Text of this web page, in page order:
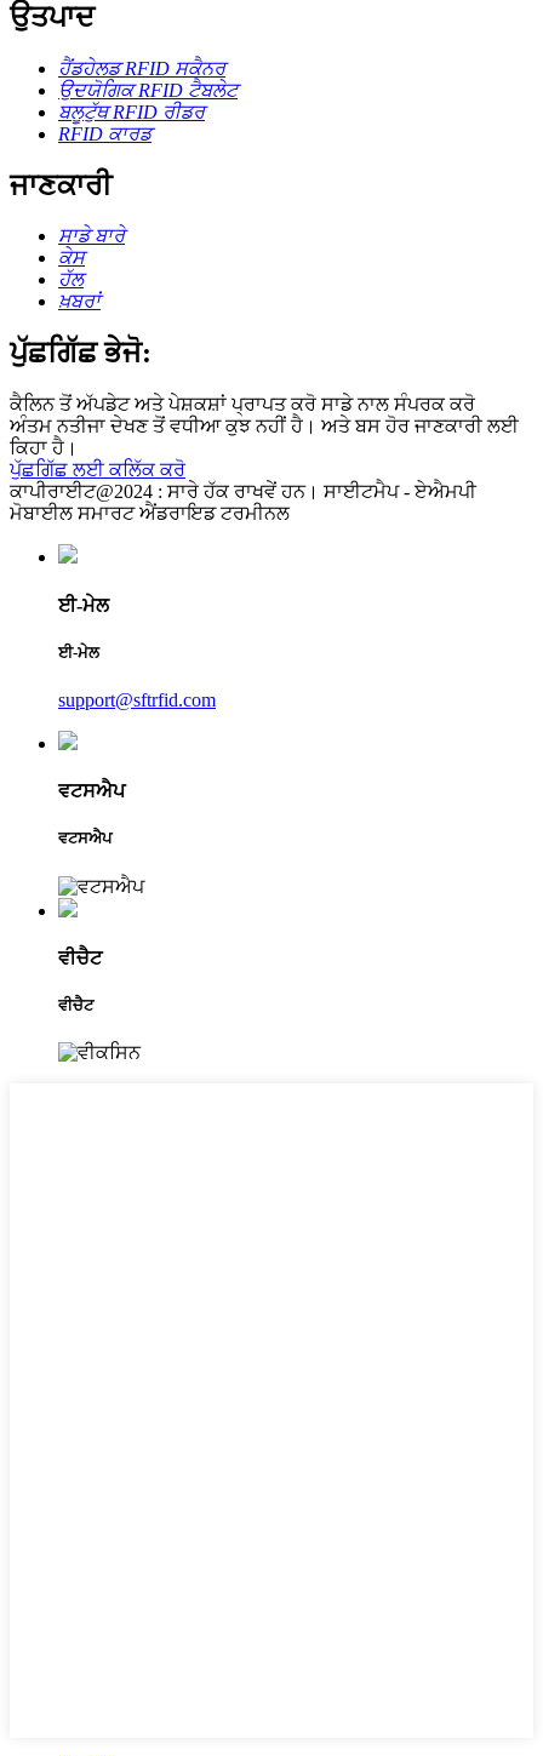
ਉਤਪਾਦ
ਹੈਂਡਹੇਲਡ RFID ਸਕੈਨਰ
ਉਦਯੋਗਿਕ RFID ਟੈਬਲੇਟ
ਬਲੂਟੁੱਥ RFID ਰੀਡਰ
RFID ਕਾਰਡ
ਜਾਣਕਾਰੀ
ਸਾਡੇ ਬਾਰੇ
ਕੇਸ
ਹੱਲ
ਖ਼ਬਰਾਂ
ਪੁੱਛਗਿੱਛ ਭੇਜੋ:
ਕੈਲਿਨ ਤੋਂ ਅੱਪਡੇਟ ਅਤੇ ਪੇਸ਼ਕਸ਼ਾਂ ਪ੍ਰਾਪਤ ਕਰੋ ਸਾਡੇ ਨਾਲ ਸੰਪਰਕ ਕਰੋ
ਅੰਤਮ ਨਤੀਜਾ ਦੇਖਣ ਤੋਂ ਵਧੀਆ ਕੁਝ ਨਹੀਂ ਹੈ। ਅਤੇ ਬਸ ਹੋਰ ਜਾਣਕਾਰੀ ਲਈ
ਕਿਹਾ ਹੈ।
ਪੁੱਛਗਿੱਛ ਲਈ ਕਲਿੱਕ ਕਰੋ
ਕਾਪੀਰਾਈਟ@2024 : ਸਾਰੇ ਹੱਕ ਰਾਖਵੇਂ ਹਨ। ਸਾਈਟਮੈਪ - ਏਐਮਪੀ
ਮੋਬਾਈਲ ਸਮਾਰਟ ਐਂਡਰਾਇਡ ਟਰਮੀਨਲ
ਈ-ਮੇਲ
ਈ-ਮੇਲ
support@sftrfid.com
ਵਟਸਐਪ
ਵਟਸਐਪ
ਵੀਚੈਟ
ਵੀਚੈਟ